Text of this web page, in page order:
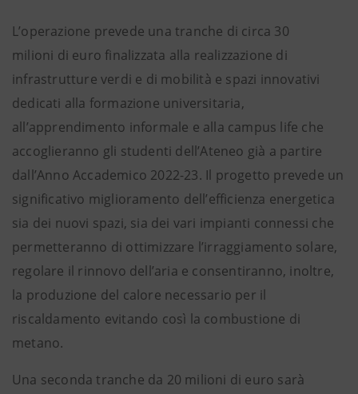
L’operazione prevede una tranche di circa 30
milioni di euro finalizzata alla realizzazione di
infrastrutture verdi e di mobilità e spazi innovativi
dedicati alla formazione universitaria,
all’apprendimento informale e alla campus life che
accoglieranno gli studenti dell’Ateneo già a partire
dall’Anno Accademico 2022-23. Il progetto prevede un
significativo miglioramento dell’efficienza energetica
sia dei nuovi spazi, sia dei vari impianti connessi che
permetteranno di ottimizzare l’irraggiamento solare,
regolare il rinnovo dell’aria e consentiranno, inoltre,
la produzione del calore necessario per il
riscaldamento evitando così la combustione di
metano.
Una seconda tranche da 20 milioni di euro sarà